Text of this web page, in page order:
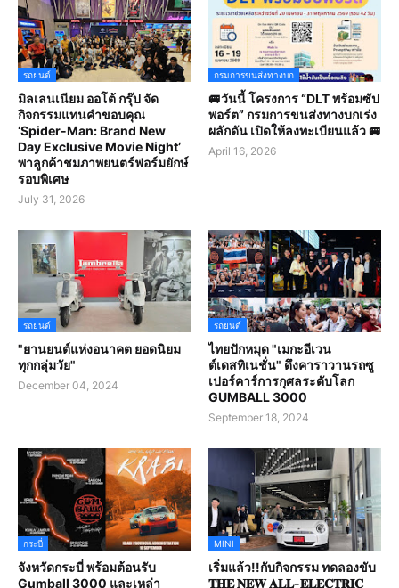
รถยนต์
มิลเลนเนียม ออโต้ กรุ๊ป จัด
กิจกรรมแทนคำขอบคุณ
‘Spider-Man: Brand New
Day Exclusive Movie Night’
พาลูกค้าชมภาพยนตร์ฟอร์มยักษ์
รอบพิเศษ
July 31, 2026
กรมการขนส่งทางบก
🚐วันนี้ โครงการ “DLT พร้อมซัป
พอร์ต” กรมการขนส่งทางบกเร่ง
ผลักดัน เปิดให้ลงทะเบียนแล้ว 🚐
April 16, 2026
รถยนต์
"ยานยนต์แห่งอนาคต ยอดนิยม
ทุกกลุ่มวัย"
December 04, 2024
รถยนต์
ไทยปักหมุด "เมกะอีเวน
ต์เดสทิเนชั่น" ดึงคาราวานรถซู
เปอร์คาร์การกุศลระดับโลก
GUMBALL 3000
September 18, 2024
กระบี่
จังหวัดกระบี่ พร้อมต้อนรับ
Gumball 3000 และเหล่า
MINI
เริ่มแล้ว!!กับกิจกรรม ทดลองขับ
𝐓𝐇𝐄 𝐍𝐄𝐖 𝐀𝐋𝐋-𝐄𝐋𝐄𝐂𝐓𝐑𝐈𝐂